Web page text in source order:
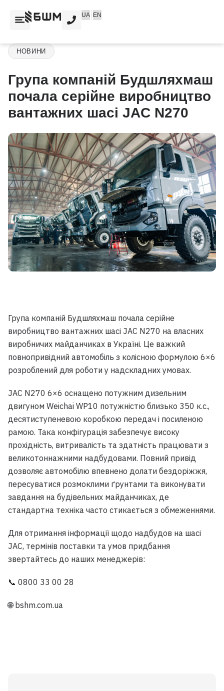
UA EN
НОВИНИ
Група компаній Будшляхмаш
почала серійне виробництво
вантажних шасі JAC N270
Група компаній Будшляхмаш почала серійне
виробництво вантажних шасі JAC N270 на власних
виробничих майданчиках в Україні. Це важкий
повнопривідний автомобіль з колісною формулою 6×6
розроблений для роботи у надскладних умовах.​
JAC N270 6×6 оснащено потужним дизельним
двигуном Weichai WP10 потужністю близько 350 к.с.,
десятиступеневою коробкою передач і посиленою
рамою. Така конфігурація забезпечує високу
прохідність, витривалість та здатність працювати з
великотоннажними надбудовами. Повний привід
дозволяє автомобілю впевнено долати бездоріжжя,
пересуватися розмоклими ґрунтами та виконувати
завдання на будівельних майданчиках, де
стандартна техніка часто стикається з обмеженнями.
Для отримання інформації щодо надбудов на шасі
JAC, термінів поставки та умов придбання
звертайтесь до наших менеджерів:​
📞 0800 33 00 28​
🌐 bshm.com.ua